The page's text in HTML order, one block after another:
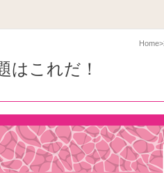
Home
はこれだ！